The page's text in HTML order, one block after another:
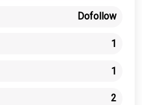
Dofollow
1
1
2